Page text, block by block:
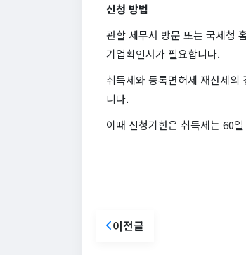
신청 방법
관할 세무서 방문 또는 국세청
기업확인서가 필요합니다.
취득세와 등록면허세 재산세의
니다.
이때 신청기한은 취득세는 60
이전글